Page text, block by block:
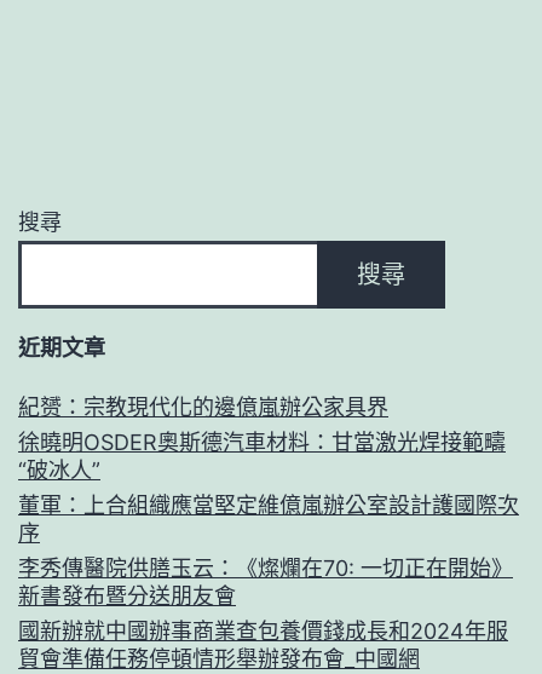
搜尋
搜尋
近期文章
紀赟：宗教現代化的邊億嵐辦公家具界
徐曉明OSDER奧斯德汽車材料：甘當激光焊接範疇
“破冰人”
董軍：上合組織應當堅定維億嵐辦公室設計護國際次
序
李秀傳醫院供膳玉云：《燦爛在70: 一切正在開始》
新書發布暨分送朋友會
國新辦就中國辦事商業查包養價錢成長和2024年服
貿會準備任務停頓情形舉辦發布會_中國網